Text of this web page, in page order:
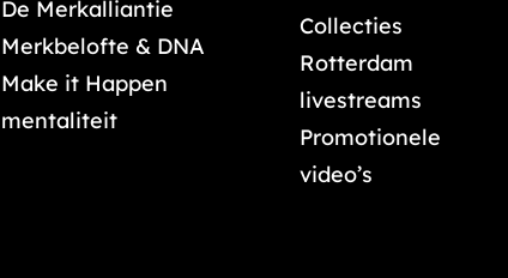
De Merkalliantie
Merkbelofte & DNA
Make it Happen
mentaliteit
Collecties
Rotterdam
livestreams
Promotionele
video’s